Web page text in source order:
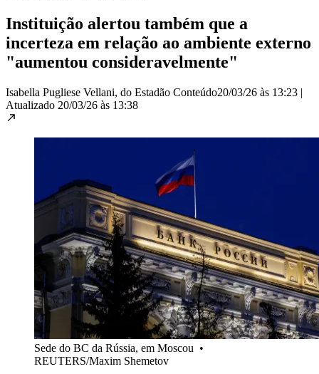
Instituição alertou também que a
incerteza em relação ao ambiente externo
"aumentou consideravelmente"
Isabella Pugliese Vellani, do Estadão Conteúdo20/03/26 às 13:23 |
Atualizado 20/03/26 às 13:38
Sede do BC da Rússia, em Moscou •
REUTERS/Maxim Shemetov